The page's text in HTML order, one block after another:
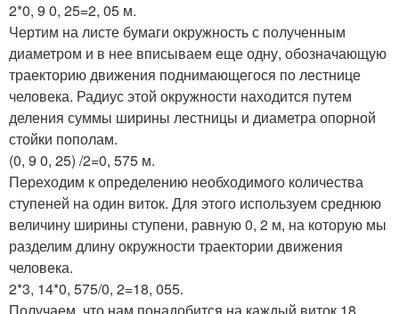
2*0, 9 0, 25=2, 05 м.
Чертим на листе бумаги окружность с полученным
диаметром и в нее вписываем еще одну, обозначающую
траекторию движения поднимающегося по лестнице
человека. Радиус этой окружности находится путем
деления суммы ширины лестницы и диаметра опорной
стойки пополам.
(0, 9 0, 25) /2=0, 575 м.
Переходим к определению необходимого количества
ступеней на один виток. Для этого используем среднюю
величину ширины ступени, равную 0, 2 м, на которую мы
разделим длину окружности траектории движения
человека.
2*3, 14*0, 575/0, 2=18, 055.